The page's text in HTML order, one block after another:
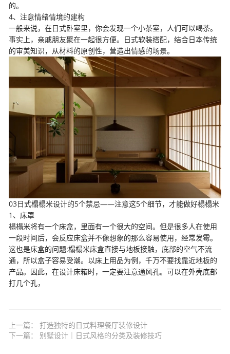
的。
4、注意情绪情境的建构
一般来说，在日式卧室里，你会发现一个小茶室，人们可以喝茶。
事实上，亲戚朋友聚在一起很方便。日式软装搭配，结合日本传统
的审美知识，从材料的原创性，营造出情感的场景。
03日式榻榻米设计的5个禁忌——注意这5个细节，才能做好榻榻米
1、床罩
榻榻米将有一个床盒，里面有一个很大的空间。但是很多人在使用
一段时间后，会反应床盒并不像想象的那么容易使用，经常发霉。
这也是床盒的问题:榻榻米床盒直接与地板接触，底部的空气不流
通，所以盒子容易受潮。以床上用品为例，千万不要找靠近地板的
产品。因此，在设计床箱时，一定要注意通风孔。可以在外壳底部
打几个孔，
上一篇：打造独特的日式料理餐厅装修设计
下一篇： 别墅设计｜日式风格的分类及装修技巧